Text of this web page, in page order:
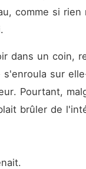
comme si rien
dans un coin,
s'enroula sur
Pourtant,
brûler de